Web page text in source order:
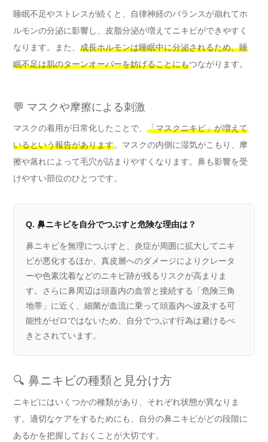
睡眠不足やストレスが続くと、自律神経のバランスが崩れてホ
ルモンの分泌に影響し、皮脂分泌が増えてニキビができやすく
なります。また、 成長ホルモンは睡眠中に分泌されるため、睡
眠不足は肌のターンオーバーを妨げることにもつながります。
💬 マスクや摩擦による刺激
マスクの着用が日常化したことで、 「マスクニキビ」が増えて
いるという報告があります。マスクの内側に湿気がこもり、摩
擦や蒸れによって毛穴が詰まりやすくなります。鼻も影響を受
けやすい部位のひとつです。
Q. 鼻ニキビを自分でつぶすと危険な理由は？
鼻ニキビを無理につぶすと、炎症が周囲に拡大してニキ
ビが悪化するほか、真皮層へのダメージによりクレータ
ーや色素沈着などのニキビ跡が残るリスクが高まりま
す。さらに鼻周辺は頭蓋内の血管と接続する「危険三角
地帯」に近く、細菌が血流に乗って頭蓋内へ波及する可
能性がゼロではないため、自分でつぶす行為は避けるべ
きとされています。
🔍 鼻ニキビの種類と見分け方
ニキビにはいくつかの種類があり、それぞれ状態が異なりま
す。適切なケアをするためにも、自分の鼻ニキビがどの段階に
あるかを把握しておくことが大切です。